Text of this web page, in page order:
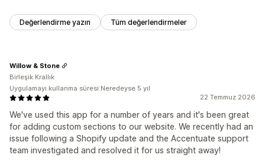
Değerlendirme yazın Tüm değerlendirmeler
22 Temmuz 2026
We've used this app for a number of years and it's been great
for adding custom sections to our website. We recently had an
issue following a Shopify update and the Accentuate support
team investigated and resolved it for us straight away!
Willow & Stone
Birleşik Krallık
Uygulamayı kullanma süresi:Neredeyse 5 yıl